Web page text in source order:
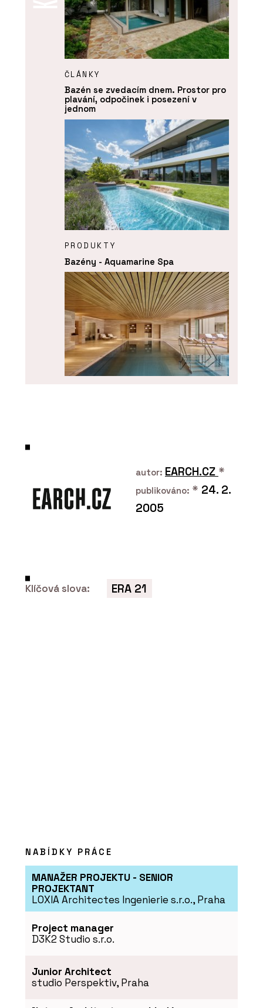
ČLÁNKY
Bazén se zvedacím dnem. Prostor pro
plavání, odpočinek i posezení v
jednom
PRODUKTY
Bazény - Aquamarine Spa
Wellness - Aquamarine Spa
O FIRMĚ
Aquamarine Spa
autor: EARCH.CZ *
publikováno: * 24. 2.
2005
Klíčová slova: ERA 21
NABÍDKY PRÁCE
MANAŽER PROJEKTU - SENIOR
PROJEKTANT
LOXIA Architectes Ingenierie s.r.o., Praha
Project manager
D3K2 Studio s.r.o.
Junior Architect
studio Perspektiv, Praha